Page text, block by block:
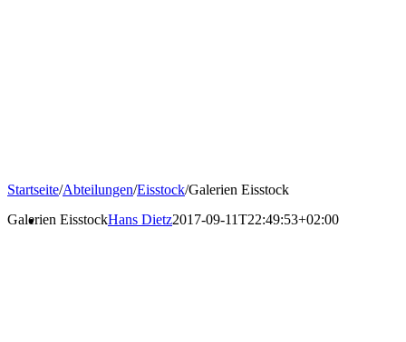
Startseite/Abteilungen/Eisstock/Galerien Eisstock
Galerien EisstockHans Dietz2017-09-11T22:49:53+02:00